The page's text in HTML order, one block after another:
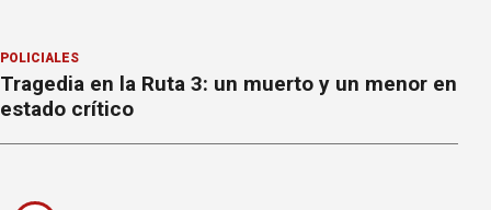
POLICIALES
Tragedia en la Ruta 3: un muerto y un menor en
estado crítico